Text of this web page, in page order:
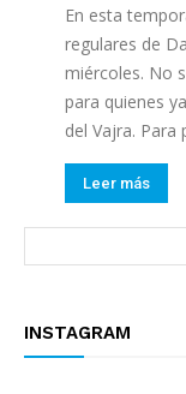
En esta
regulares de
miércoles. No
para quienes
del Vajra. Para
Leer más
INSTAGRAM